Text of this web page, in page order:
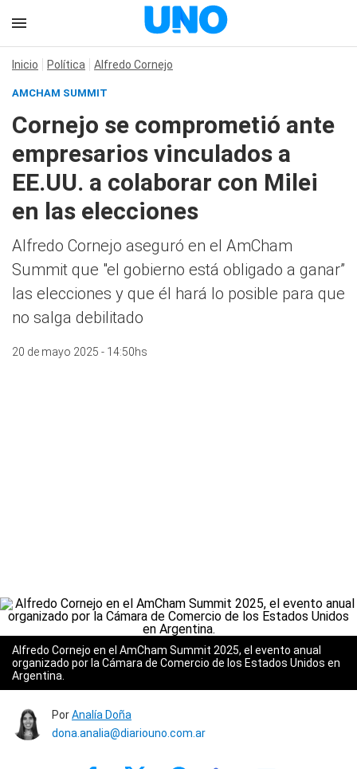
Inicio Política Alfredo Cornejo
AMCHAM SUMMIT
Cornejo se comprometió ante
empresarios vinculados a
EE.UU. a colaborar con Milei
en las elecciones
Alfredo Cornejo aseguró en el AmCham
Summit que "el gobierno está obligado a ganar”
las elecciones y que él hará lo posible para que
no salga debilitado
20 de mayo 2025 - 14:50hs
Alfredo Cornejo en el AmCham Summit 2025, el evento anual
organizado por la Cámara de Comercio de los Estados Unidos en
Argentina.
PorAnalía Doña
dona.analia@diariouno.com.ar